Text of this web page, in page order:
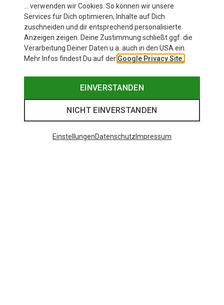
… verwenden wir Cookies. So können wir unsere
Services für Dich optimieren, Inhalte auf Dich
zuschneiden und dir entsprechend personalisierte
Anzeigen zeigen. Deine Zustimmung schließt ggf. die
Verarbeitung Deiner Daten u.a. auch in den USA ein.
Mehr Infos findest Du auf der Google Privacy Site.
EINVERSTANDEN
NICHT EINVERSTANDEN
EinstellungenDatenschutz Impressum